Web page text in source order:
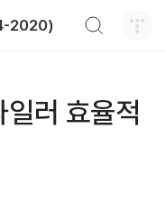
2020)
러 효율적